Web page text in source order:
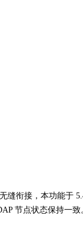
衔接，本功能于
节点状态保持一致